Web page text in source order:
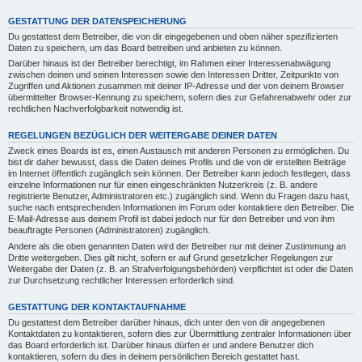
GESTATTUNG DER DATENSPEICHERUNG
Du gestattest dem Betreiber, die von dir eingegebenen und oben näher spezifizierten
Daten zu speichern, um das Board betreiben und anbieten zu können.
Darüber hinaus ist der Betreiber berechtigt, im Rahmen einer Interessenabwägung
zwischen deinen und seinen Interessen sowie den Interessen Dritter, Zeitpunkte von
Zugriffen und Aktionen zusammen mit deiner IP-Adresse und der von deinem Browser
übermittelter Browser-Kennung zu speichern, sofern dies zur Gefahrenabwehr oder zur
rechtlichen Nachverfolgbarkeit notwendig ist.
REGELUNGEN BEZÜGLICH DER WEITERGABE DEINER DATEN
Zweck eines Boards ist es, einen Austausch mit anderen Personen zu ermöglichen. Du
bist dir daher bewusst, dass die Daten deines Profils und die von dir erstellten Beiträge
im Internet öffentlich zugänglich sein können. Der Betreiber kann jedoch festlegen, dass
einzelne Informationen nur für einen eingeschränkten Nutzerkreis (z. B. andere
registrierte Benutzer, Administratoren etc.) zugänglich sind. Wenn du Fragen dazu hast,
suche nach entsprechenden Informationen im Forum oder kontaktiere den Betreiber. Die
E-Mail-Adresse aus deinem Profil ist dabei jedoch nur für den Betreiber und von ihm
beauftragte Personen (Administratoren) zugänglich.
Andere als die oben genannten Daten wird der Betreiber nur mit deiner Zustimmung an
Dritte weitergeben. Dies gilt nicht, sofern er auf Grund gesetzlicher Regelungen zur
Weitergabe der Daten (z. B. an Strafverfolgungsbehörden) verpflichtet ist oder die Daten
zur Durchsetzung rechtlicher Interessen erforderlich sind.
GESTATTUNG DER KONTAKTAUFNAHME
Du gestattest dem Betreiber darüber hinaus, dich unter den von dir angegebenen
Kontaktdaten zu kontaktieren, sofern dies zur Übermittlung zentraler Informationen über
das Board erforderlich ist. Darüber hinaus dürfen er und andere Benutzer dich
kontaktieren, sofern du dies in deinem persönlichen Bereich gestattet hast.